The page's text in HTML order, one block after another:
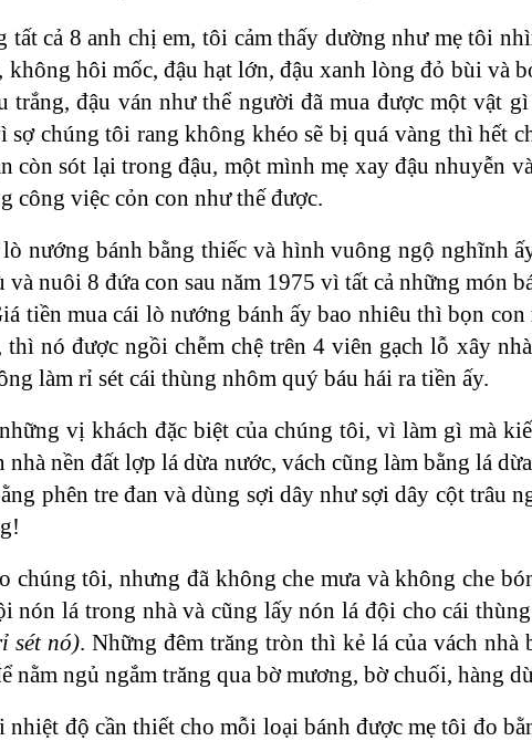
cả 8 anh chị em, tôi cảm thấy dường như mẹ tôi
hôi mốc, đậu hạt lớn, đậu xanh lòng đỏ bùi và
trắng, đậu ván như thể người đã mua được một vật
chúng tôi rang không khéo sẽ bị quá vàng thì hết
còn sót lại trong đậu, một mình mẹ xay đậu nhuyễn
công việc cỏn con như thế được.
nướng bánh bằng thiếc và hình vuông ngộ nghĩnh
nuôi 8 đứa con sau năm 1975 vì tất cả những món
tiền mua cái lò nướng bánh ấy bao nhiêu thì bọn
nó được ngồi chễm chệ trên 4 viên gạch lỗ xây
làm rỉ sét cái thùng nhôm quý báu hái ra tiền ấy.
vị khách đặc biệt của chúng tôi, vì làm gì mà
nền đất lợp lá dừa nước, vách cũng làm bằng lá
phên tre đan và dùng sợi dây như sợi dây cột trâu
chúng tôi, nhưng đã không che mưa và không che
nón lá trong nhà và cũng lấy nón lá đội cho cái
sét nó). Những đêm trăng tròn thì kẻ lá của vách
nằm ngủ ngắm trăng qua bờ mương, bờ chuối, hàng
độ cần thiết cho mỗi loại bánh được mẹ tôi đo